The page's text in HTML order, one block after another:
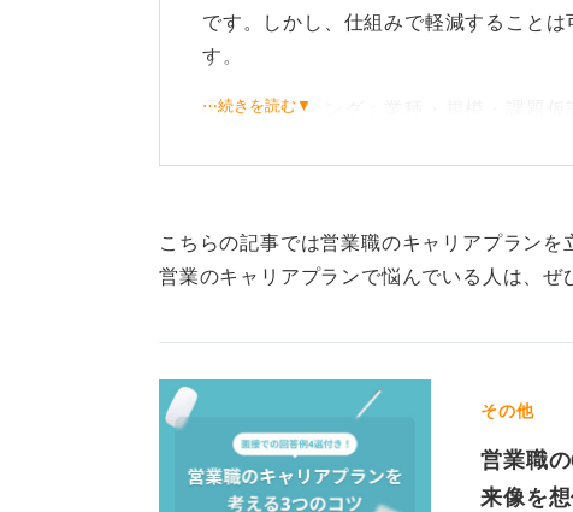
です。しかし、仕組みで軽減すること
す。
①ターゲティング：業種・規模・課題仮
かを探る
毎日「話を聞いてもらう」「名刺をも
積み重ねていくことで、自己肯定感を高
また、飛び込み営業では断られること
を持ち、断りは個人否定ではなく条件
⋯続きを読む▼
こちらの記事では営業職のキャリアプランを
営業のキャリアプランで悩んでいる人は、ぜ
その他
営業職
来像を